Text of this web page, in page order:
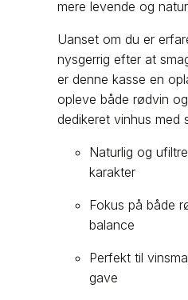
mere levende og
Uanset om du er
nysgerrig efter at
er denne kasse en
opleve både rødvin
dedikeret vinhus med
Naturlig og
karakter
Fokus på både
balance
Perfekt til
gave